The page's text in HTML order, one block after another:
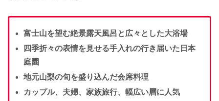
富士山を望む絶景露天風呂と広々とした大浴場
四季折々の表情を見せる手入れの行き届いた日本
庭園
地元山梨の旬を盛り込んだ会席料理
カップル、夫婦、家族旅行、幅広い層に人気